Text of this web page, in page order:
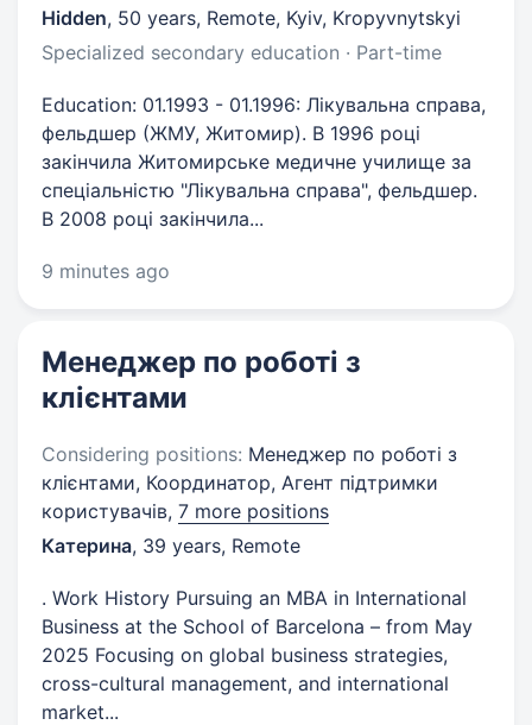
Hidden, 50 years, Remote, Kyiv, Kropyvnytskyi
Specialized secondary education · Part-time
Education: 01.1993 - 01.1996: Лікувальна справа,
фельдшер (ЖМУ, Житомир). В 1996 році
закінчила Житомирське медичне училище за
спеціальністю "Лікувальна справа", фельдшер.
В 2008 році закінчила...
9 minutes ago
Менеджер по роботі з
клієнтами
Considering positions: Менеджер по роботі з
клієнтами, Координатор, Агент підтримки
користувачів, 7 more positions
Катерина, 39 years, Remote
. Work History Pursuing an MBA in International
Business at the School of Barcelona – from May
2025 Focusing on global business strategies,
cross-cultural management, and international
market...